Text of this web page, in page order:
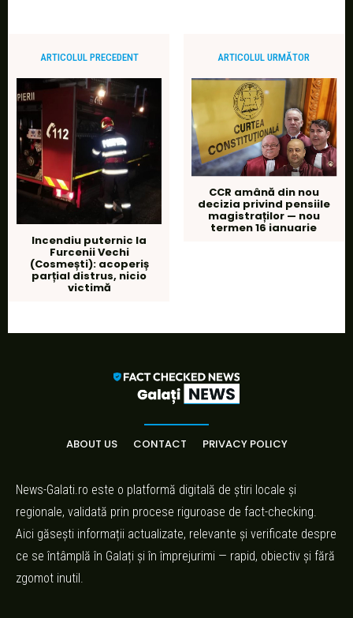
ARTICOLUL PRECEDENT
Incendiu puternic la
Furcenii Vechi
(Cosmești): acoperiș
parțial distrus, nicio
victimă
ARTICOLUL URMĂTOR
CCR amână din nou
decizia privind pensiile
magistraților — nou
termen 16 ianuarie
ABOUT US CONTACT PRIVACY POLICY
News-Galati.ro este o platformă digitală de știri locale și
regionale, validată prin procese riguroase de fact-checking.
Aici găsești informații actualizate, relevante și verificate despre
ce se întâmplă în Galați și în împrejurimi — rapid, obiectiv și fără
zgomot inutil.